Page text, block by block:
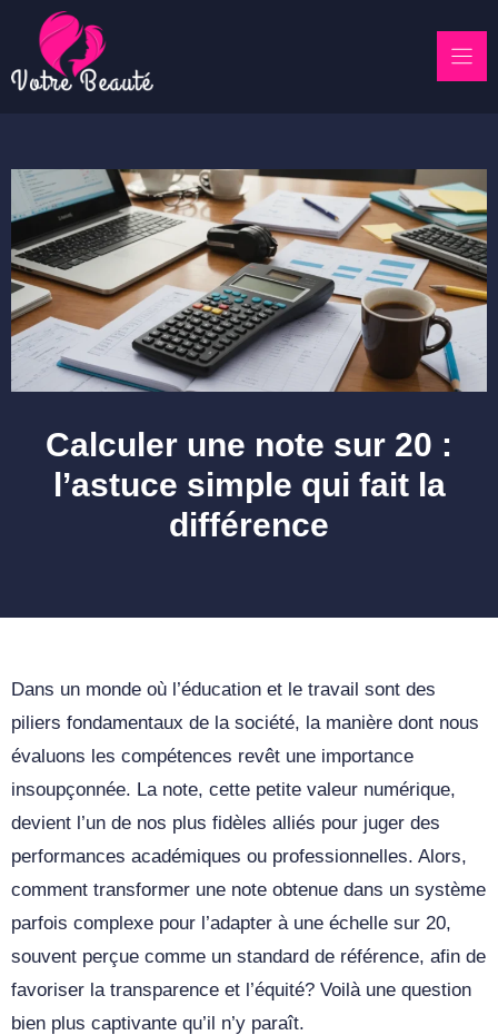
content
Calculer une note sur 20 :
l’astuce simple qui fait la
différence
Dans un monde où l’éducation et le travail sont des
piliers fondamentaux de la société, la manière dont nous
évaluons les compétences revêt une importance
insoupçonnée. La note, cette petite valeur numérique,
devient l’un de nos plus fidèles alliés pour juger des
performances académiques ou professionnelles. Alors,
comment transformer une note obtenue dans un système
parfois complexe pour l’adapter à une échelle sur 20,
souvent perçue comme un standard de référence, afin de
favoriser la transparence et l’équité? Voilà une question
bien plus captivante qu’il n’y paraît.